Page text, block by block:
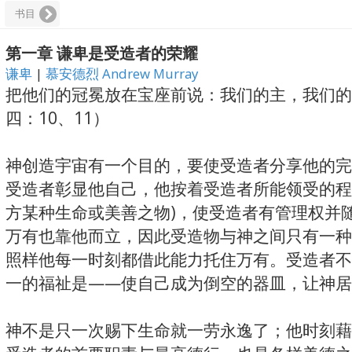
书目
第一章 谦卑是受造者的荣耀
谦卑 | 慕安德烈 Andrew Murray
把他们的冠冕放在宝座前说：我们的主，我们
四：10、11）
神创造宇宙有一个目的，要使受造者分享他的
受造者彰显他自己，他按着受造者所能领受的
方某种生命或美善之物)，使受造者有管理权
万有也靠他而立，因此受造物与神之间只有
照样他每一时刻都借此能力托住万有。受造者
一的福祉是——使自己成为倒空的器皿，让神
神不是只一次赐下生命就一劳永逸了；他时